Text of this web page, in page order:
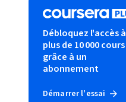
Débloquez l'accès à
plus de 10 000 cours
grâce à un
abonnement
Démarrer l'essai